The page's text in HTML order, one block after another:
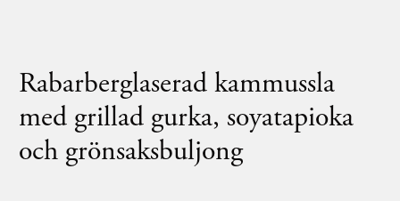
Rabarberglaserad kammussla
med grillad gurka, soyatapioka
och grönsaksbuljong